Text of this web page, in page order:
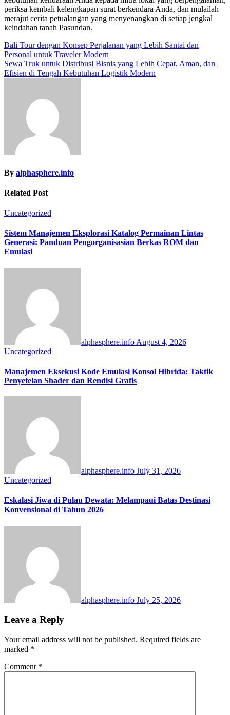
periksa kembali kelengkapan surat berkendara Anda, dan mulailah
merajut cerita petualangan yang menyenangkan di setiap jengkal
keindahan tanah Pasundan.
Post
navigation
Bali Tour dengan Konsep Perjalanan yang Lebih Santai dan
Personal untuk Traveler Modern
Sewa Truk untuk Distribusi Bisnis yang Lebih Cepat, Aman, dan
Efisien di Tengah Kebutuhan Logistik Modern
By alphasphere.info
Related Post
Uncategorized
Sistem Manajemen Eksplorasi Katalog Permainan Lintas
Generasi: Panduan Pengorganisasian Berkas ROM dan
Emulasi
alphasphere.info August 4, 2026
Uncategorized
Manajemen Eksekusi Kode Emulasi Konsol Hibrida: Taktik
Penyetelan Shader dan Rendisi Grafis
alphasphere.info July 31, 2026
Uncategorized
Eskalasi Jiwa di Pulau Dewata: Melampaui Batas Destinasi
Konvensional di Tahun 2026
alphasphere.info July 25, 2026
Leave a Reply
Your email address will not be published. Required fields are
marked *
Comment *